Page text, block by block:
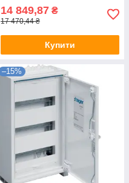
14 849,87 ₴
17 470,44 ₴
Купити
–15%